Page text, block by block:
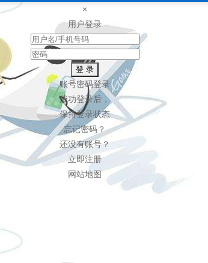
×
用户登录
登 录
账号密码登录
成功登录后，
保持登录状态
忘记密码？
还没有账号？
立即注册
网站地图